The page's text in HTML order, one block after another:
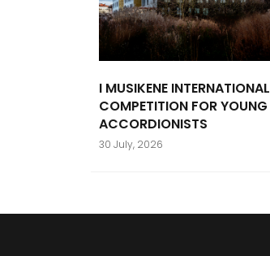
I MUSIKENE INTERNATIONAL
COMPETITION FOR YOUNG
ACCORDIONISTS
30 July, 2026